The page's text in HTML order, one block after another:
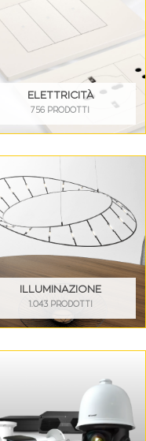
ELETTRICITÀ
756 PRODOTTI
ILLUMINAZIONE
1.043 PRODOTTI